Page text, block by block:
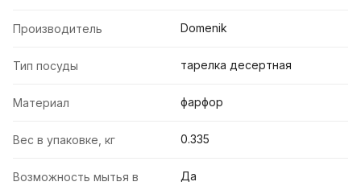
Производитель Domenik
Тип посуды тарелка десертная
Материал фарфор
Вес в упаковке, кг 0.335
Возможность мытья в
Да